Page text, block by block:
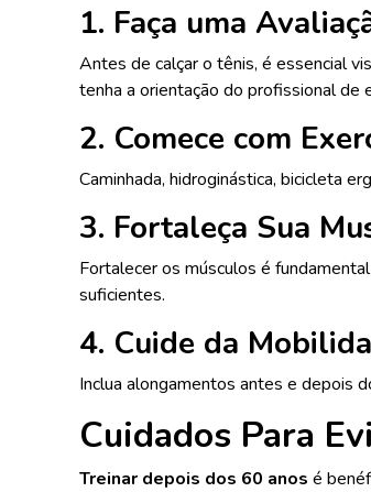
1. Faça uma
Antes de calçar o tênis, é essencial
tenha a orientação do profissional de
2. Comece com
Caminhada, hidroginástica, bicicleta
3. Fortaleça Sua
Fortalecer os músculos é
suficientes.
4. Cuide da
Inclua alongamentos antes e depois
Cuidados Para
Treinar depois dos 60 anos é